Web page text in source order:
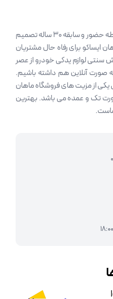
مدیریت فروشگاه ماهان به واسطه حضور و سابقه 30 ساله تصمیم
ایساکو برای رفاه حال مشتریان
سنتی لوازم یدکی خودرو از عصر
صورت آنلاین هم داشته باشیم.
یکی از مزیت های فروشگاه ماهان
تک و عمده می باشد. بهترین